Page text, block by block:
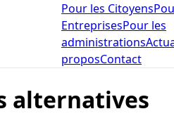
Pour les Citoyens
EntreprisesPour les
administrations
proposContact
alternatives